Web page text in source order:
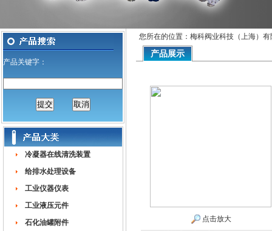
产品关键字：
冷凝器在线清洗装置
给排水处理设备
工业仪器仪表
工业液压元件
石化油罐附件
您所在的位置：梅科阀业科技（上海）
产品展示
点击放大